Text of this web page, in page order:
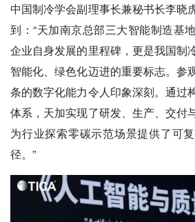
中国制冷学会副理事长兼秘书长李晓
到：“天加南京总部三大智能制造基
企业自身发展的里程碑，更是我国制
智能化、绿色化迈进的重要标志。参
条的数字化能力令人印象深刻。通过
体系，天加实现了研发、生产、交付
为行业探索零碳示范场景提供了可
径。”